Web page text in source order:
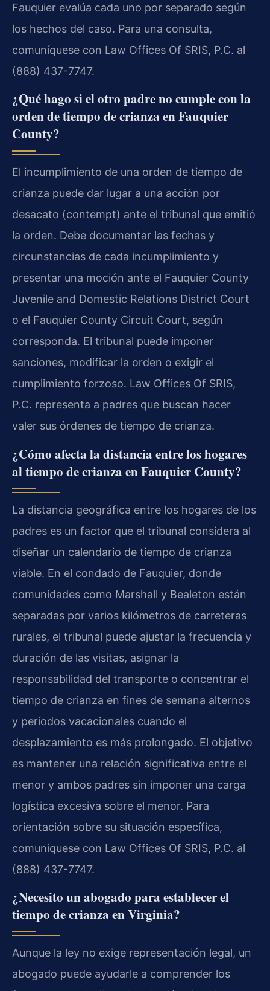
Fauquier evalúa cada uno por separado según
los hechos del caso. Para una consulta,
comuníquese con Law Offices Of SRIS, P.C. al
(888) 437-7747.
¿Qué hago si el otro padre no cumple con la
orden de tiempo de crianza en Fauquier
County?
El incumplimiento de una orden de tiempo de
crianza puede dar lugar a una acción por
desacato (contempt) ante el tribunal que emitió
la orden. Debe documentar las fechas y
circunstancias de cada incumplimiento y
presentar una moción ante el Fauquier County
Juvenile and Domestic Relations District Court
o el Fauquier County Circuit Court, según
corresponda. El tribunal puede imponer
sanciones, modificar la orden o exigir el
cumplimiento forzoso. Law Offices Of SRIS,
P.C. representa a padres que buscan hacer
valer sus órdenes de tiempo de crianza.
¿Cómo afecta la distancia entre los hogares
al tiempo de crianza en Fauquier County?
La distancia geográfica entre los hogares de los
padres es un factor que el tribunal considera al
diseñar un calendario de tiempo de crianza
viable. En el condado de Fauquier, donde
comunidades como Marshall y Bealeton están
separadas por varios kilómetros de carreteras
rurales, el tribunal puede ajustar la frecuencia y
duración de las visitas, asignar la
responsabilidad del transporte o concentrar el
tiempo de crianza en fines de semana alternos
y períodos vacacionales cuando el
desplazamiento es más prolongado. El objetivo
es mantener una relación significativa entre el
menor y ambos padres sin imponer una carga
logística excesiva sobre el menor. Para
orientación sobre su situación específica,
comuníquese con Law Offices Of SRIS, P.C. al
(888) 437-7747.
¿Necesito un abogado para establecer el
tiempo de crianza en Virginia?
Aunque la ley no exige representación legal, un
abogado puede ayudarle a comprender los